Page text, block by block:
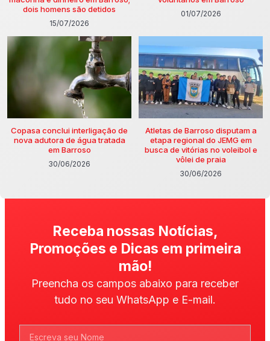
dois homens são detidos
15/07/2026
01/07/2026
Copasa conclui interligação de
nova adutora de água tratada
em Barroso
30/06/2026
Atletas de Barroso disputam a
etapa regional do JEMG em
busca de vitórias no voleibol e
vôlei de praia
30/06/2026
Receba nossas Notícias,
Promoções e Dicas em primeira
mão!
Preencha os campos abaixo para receber
tudo no seu WhatsApp e E-mail.